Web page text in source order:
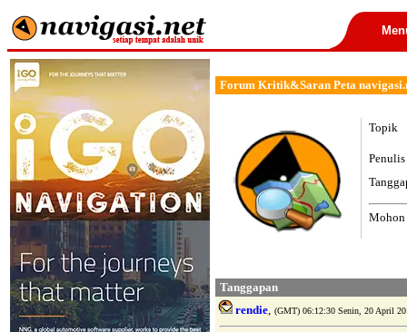
Forum Kritik&Saran Peta
Topik
Penulis
Mohon
Tanggapan
rendie, (GMT) 06:12:30 Senin, 20 April